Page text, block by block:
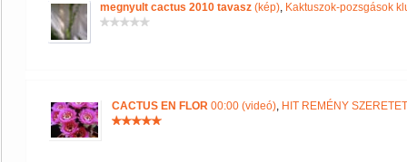
megnyult cactus 2010 tavasz (kép), Kaktuszok-pozsgások
CACTUS EN FLOR 00:00 (videó), HIT REMÉNY SZERETET